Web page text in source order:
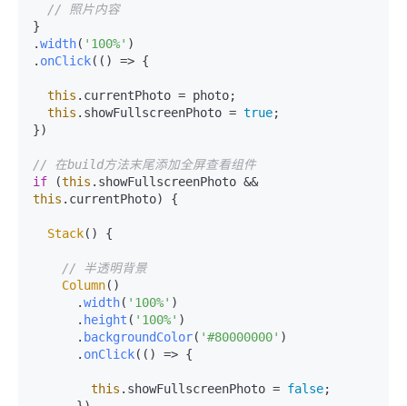
// 照片内容
}
.width( '100%' )
. onClick( () => {
this . currentPhoto = photo;
this . showFullscreenPhoto = true;
})
// 在build方法末尾添加全屏查看组件
if (this . showFullscreenPhoto
&&
this . currentPhoto) {
Stack() {
// 半透明背景
Column()
      .
width( '100%' )
      .
height ( '100%' )
      .
backgroundColor( '#80000000' )
      .
onClick( () => {
this . showFullscreenPhoto = false;